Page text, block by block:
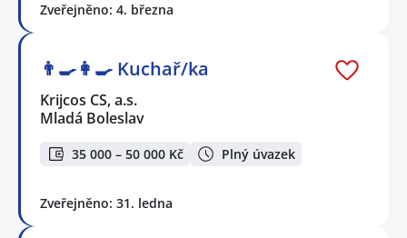
Zveřejněno: 4. března
👨‍🍳👩‍🍳​​​​​​​ Kuchař/ka
Krijcos CS, a.s.
Mladá Boleslav
35 000 – 50 000 Kč Plný úvazek
Zveřejněno: 31. ledna